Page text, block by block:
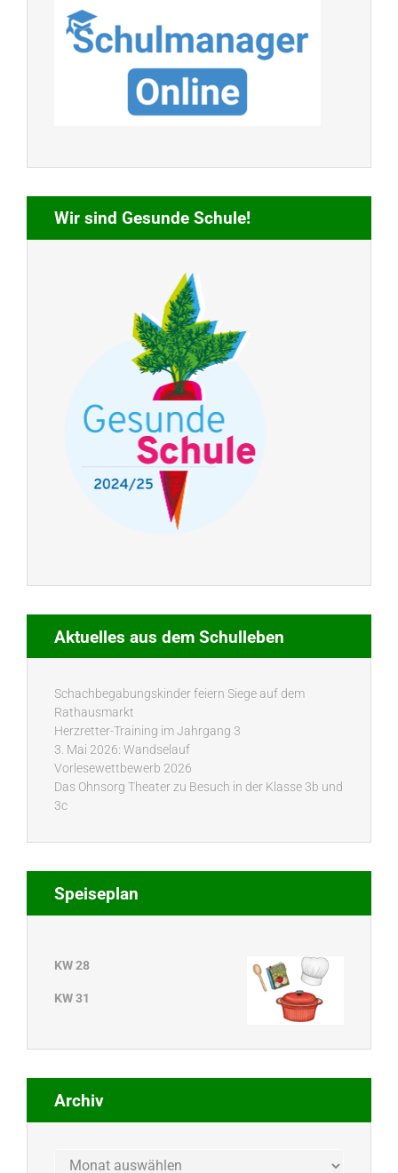
Wir sind Gesunde Schule!
Aktuelles aus dem Schulleben
Schachbegabungskinder feiern Siege auf dem
Rathausmarkt
Herzretter-Training im Jahrgang 3
3. Mai 2026: Wandselauf
Vorlesewettbewerb 2026
Das Ohnsorg Theater zu Besuch in der Klasse 3b und
3c
Speiseplan
KW 28
KW 31
Archiv
Archiv